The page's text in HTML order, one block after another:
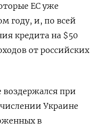
ЕС уже
году, и, по всей
кредита на $50
от российских
воздержался при
Украине
в